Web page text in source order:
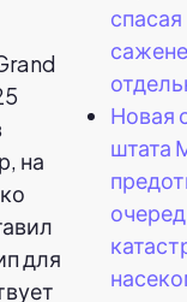
на
для
Новая
штата